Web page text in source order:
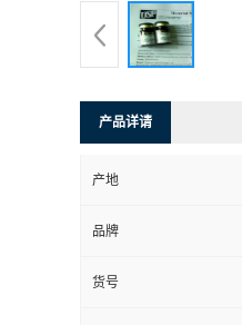
产品详请
产地
品牌
货号